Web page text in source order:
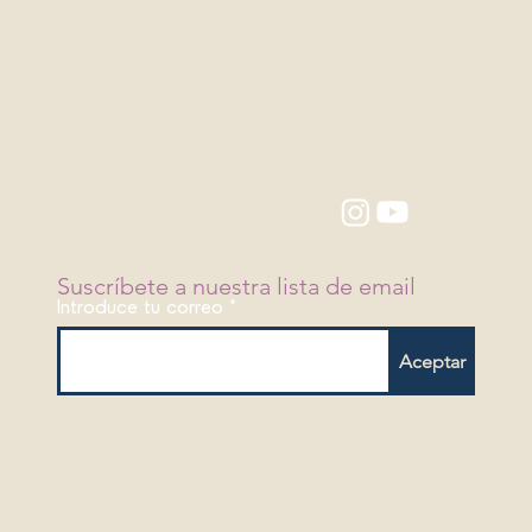
Suscríbete a nuestra lista de email
Introduce tu correo
Aceptar